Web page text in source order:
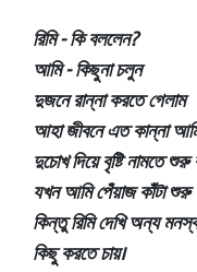
রিমি - কি বললেন?
আমি - কিছুনা চলুন
দুজনে রান্না করতে গেলাম
আহা জীবনে এত কান্না
দুচোখ দিয়ে বৃষ্টি নামতে
যখন আমি পেঁয়াজ কাঁটা শুরু
কিন্তু রিমি দেখি অন্য
কিছু করতে চায়।